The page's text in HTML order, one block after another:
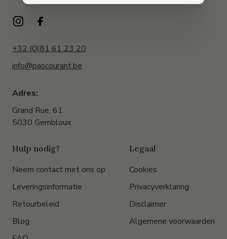
+32 (0)81 61 23 20
info@pascourant.be
Adres:
Grand Rue, 61
5030 Gembloux
Hulp nodig?
Neem contact met ons op
Leveringsinformatie
Retourbeleid
Blog
Legaal
Cookies
Privacyverklaring
Disclaimer
Algemene voorwaarden